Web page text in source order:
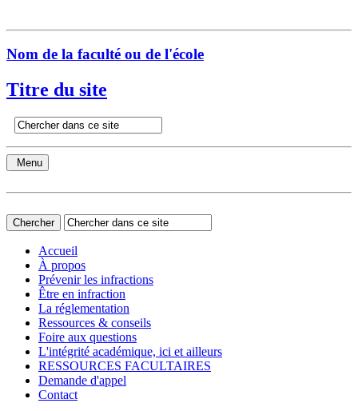
Nom de la faculté ou de l'école
Titre du site
Menu
Accueil
À propos
Prévenir les infractions
Être en infraction
La réglementation
Ressources & conseils
Foire aux questions
L'intégrité académique, ici et ailleurs
RESSOURCES FACULTAIRES
Demande d'appel
Contact